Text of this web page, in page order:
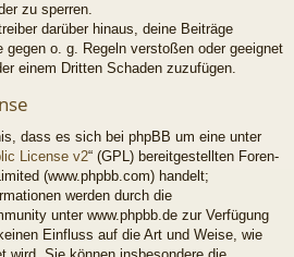
zu sperren.
darüber hinaus, deine Beiträge
gegen o. g. Regeln verstoßen oder geeignet
einem Dritten Schaden zuzufügen.
dass es sich bei phpBB um eine unter
License v2“ (GPL) bereitgestellten Foren-
(www.phpbb.com) handelt;
werden durch die
unter www.phpbb.de zur Verfügung
Einfluss auf die Art und Weise, wie